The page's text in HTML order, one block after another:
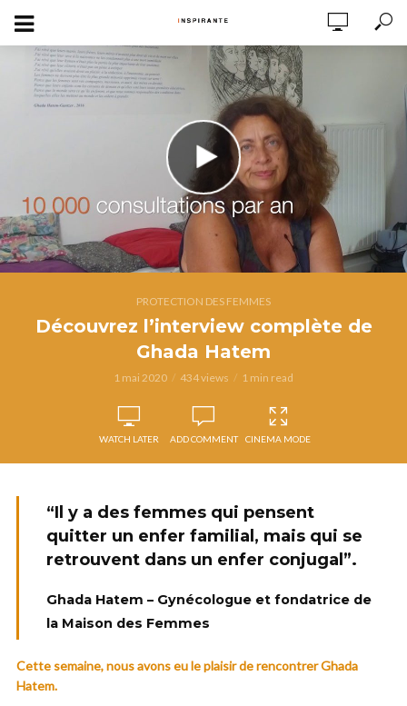
PROTECTION DES FEMMES
Découvrez l’interview complète de
Ghada Hatem
1 mai 2020 434 views 1 min read
WATCH LATER ADD COMMENT CINEMA MODE
“Il y a des femmes qui pensent
quitter un enfer familial, mais qui se
retrouvent dans un enfer conjugal”.
Ghada Hatem – Gynécologue et fondatrice de
la Maison des Femmes
Cette semaine, nous avons eu le plaisir de rencontrer Ghada
Hatem.